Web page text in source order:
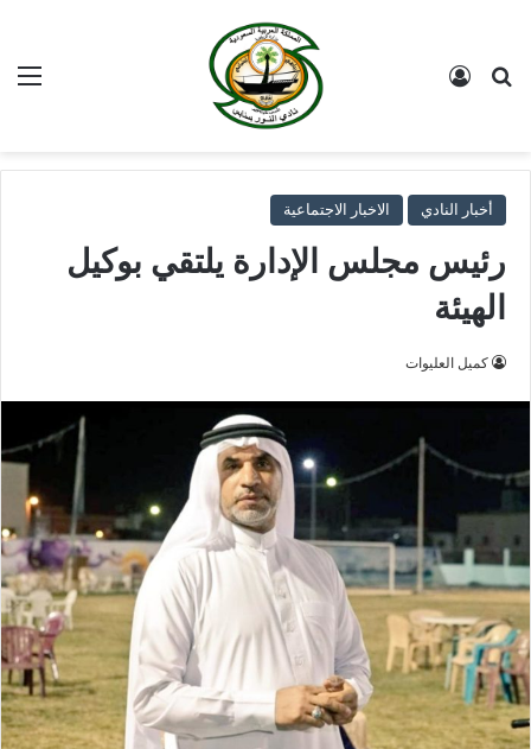
بحث عن
أخبار النادي الاخبار الاجتماعية
رئيس مجلس الإدارة يلتقي بوكيل
الهيئة
كميل العليوات